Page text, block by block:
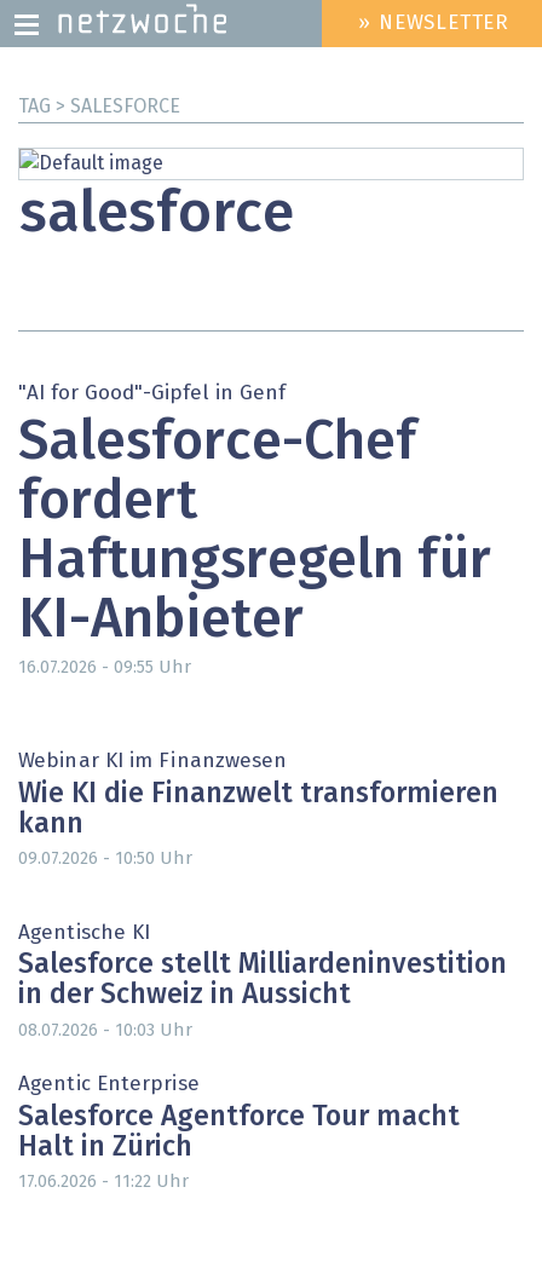
zum
HEADER
MENU
» NEWSLETTER
TAG > SALESFORCE
salesforce
"AI for Good"-Gipfel in Genf
Salesforce-Chef
fordert
Haftungsregeln für
KI-Anbieter
16.07.2026 - 09:55 Uhr
Webinar KI im Finanzwesen
Wie KI die Finanzwelt transformieren
kann
09.07.2026 - 10:50 Uhr
Agentische KI
Salesforce stellt Milliardeninvestition
in der Schweiz in Aussicht
08.07.2026 - 10:03 Uhr
Agentic Enterprise
Salesforce Agentforce Tour macht
Halt in Zürich
17.06.2026 - 11:22 Uhr